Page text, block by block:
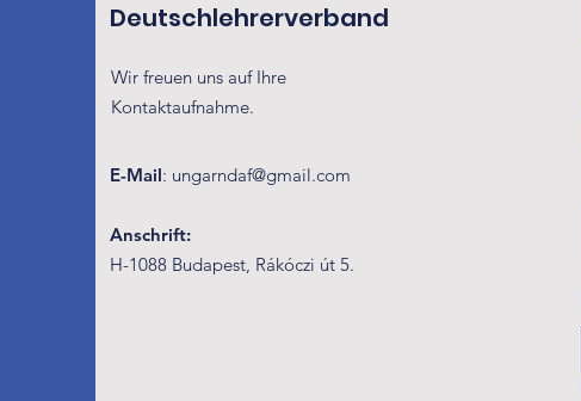
Deutschlehrerverband
Wir freuen uns auf Ihre
Kontaktaufnahme.
E-Mail: ungarndaf@gmail.com
Anschrift:
H-1088 Budapest, Rákóczi út 5.